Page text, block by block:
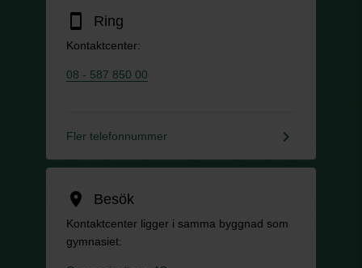
smartphone Ring
Kontaktcenter:
08 - 587 850 00
Fler telefonnummer keyboard_arrow_right
location_on Besök
Kontaktcenter ligger i samma byggnad som
gymnasiet: